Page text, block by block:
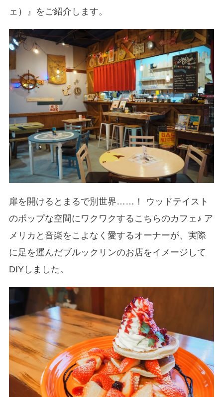
ェ）』をご紹介します。
扉を開けるとまるで別世界……！ ウッドテイスト
のポップな空間にワクワクするこちらのカフェ♪ ア
メリカと音楽をこよなく愛するオーナーが、実際
に足を運んだブルックリンのお店をイメージして
DIYしました。